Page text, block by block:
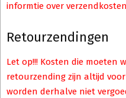
informtie over
Retourzendingen
Let op!!! Kosten die moeten
retourzending zijn altijd
worden derhalve niet